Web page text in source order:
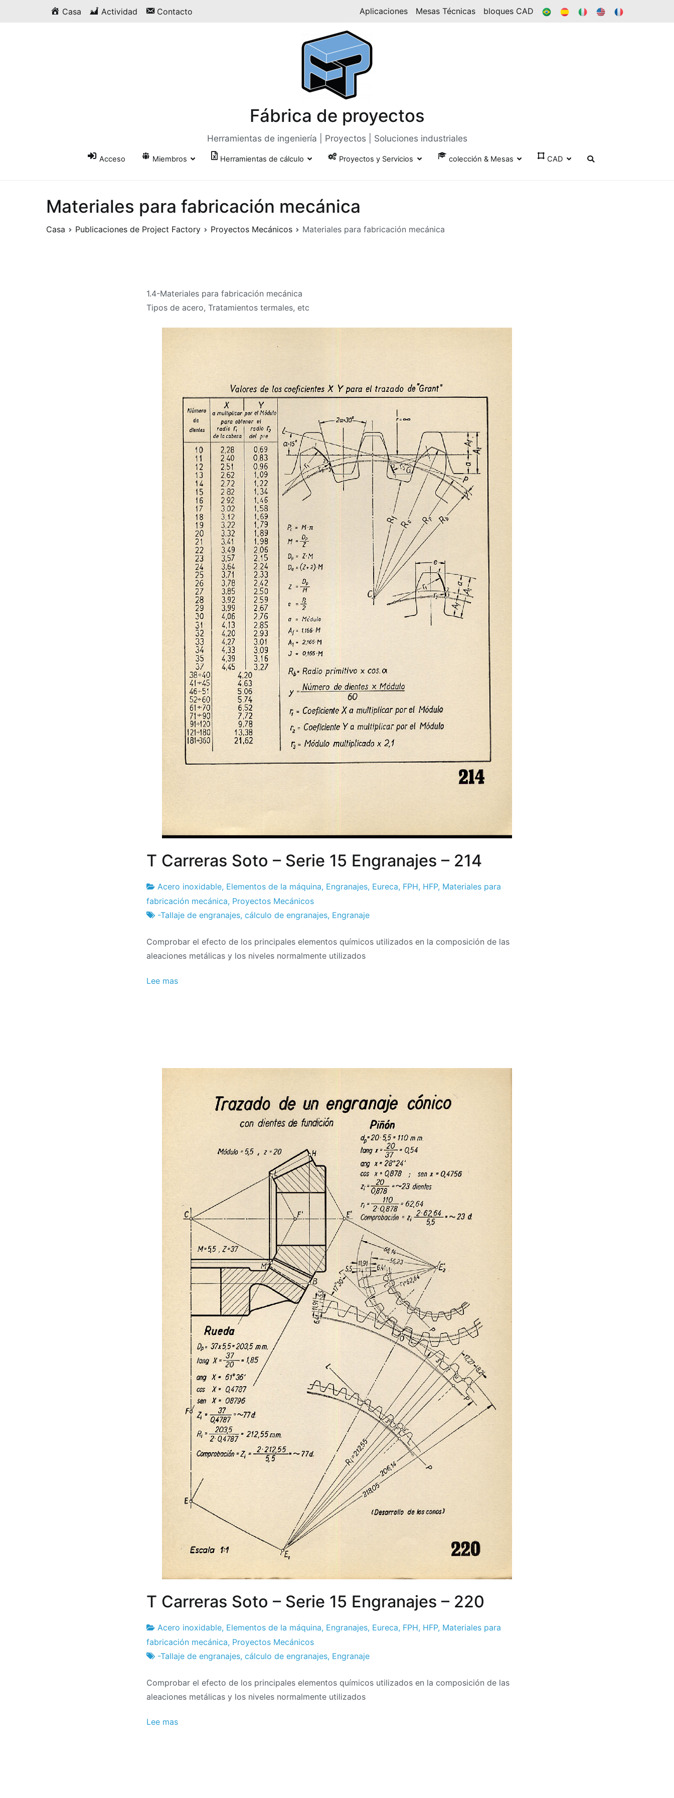
Casa Actividad Contacto Aplicaciones Mesas Técnicas bloques CAD BR ES ÉL EN
Fábrica de proyectos
Herramientas de ingeniería | Proyectos | Soluciones industriales
Acceso Miembros Herramientas de cálculo Proyectos y Servicios colección & Mesas CAD
Materiales para fabricación mecánica
Casa Publicaciones de Project Factory Proyectos Mecánicos Materiales para fabricación mecánica
1.4-Materiales para fabricación mecánica
Tipos de acero, Tratamientos termales, etc
T Carreras Soto – Serie 15 Engranajes – 214
Fábrica
de
2
de
a
2024
Acero inoxidable, Elementos de la máquina, Engranajes, Eureca, FPH, HFP, Materiales para
fabricación mecánica, Proyectos Mecánicos
-Tallaje de engranajes, cálculo de engranajes, Engranaje
Comprobar el efecto de los principales elementos químicos utilizados en la composición de las
aleaciones metálicas y los niveles normalmente utilizados
Lee mas
T Carreras Soto – Serie 15 Engranajes – 220
Fábrica
de
26
de
de
2024
Acero inoxidable, Elementos de la máquina, Engranajes, Eureca, FPH, HFP, Materiales para
fabricación mecánica, Proyectos Mecánicos
-Tallaje de engranajes, cálculo de engranajes, Engranaje
Comprobar el efecto de los principales elementos químicos utilizados en la composición de las
aleaciones metálicas y los niveles normalmente utilizados
Lee mas